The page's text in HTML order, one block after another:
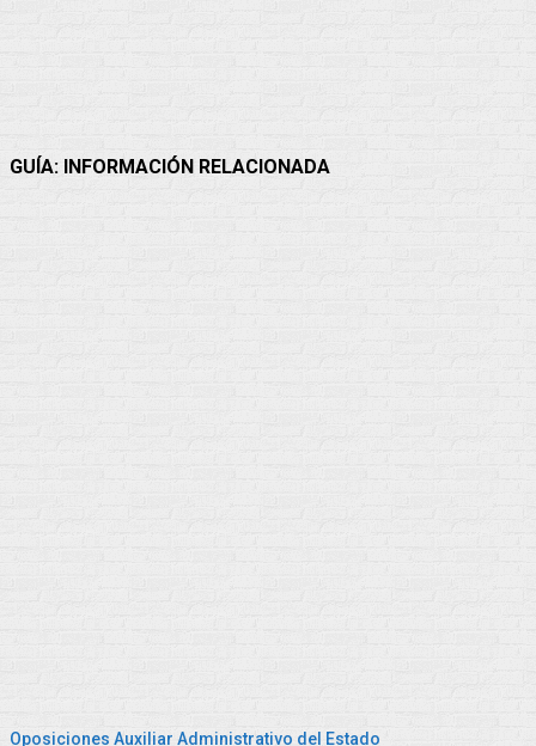
GUÍA: INFORMACIÓN RELACIONADA
Oposiciones Auxiliar Administrativo del Estado